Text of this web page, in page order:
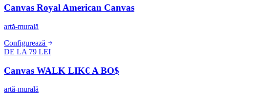
Canvas Royal American Canvas
artă-murală
Configurează
DE LA 79 LEI
Canvas WALK LIK€ A BO$
artă-murală